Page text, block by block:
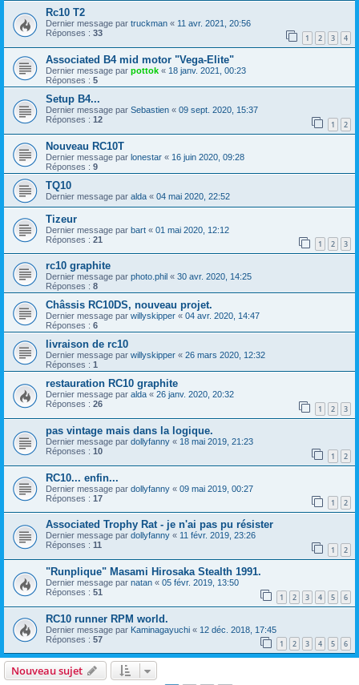
Rc10 T2
Dernier message par truckman « 11 avr. 2021, 20:56
Réponses : 33 1 2 3 4
Associated B4 mid motor "Vega-Elite"
Dernier message par pottok « 18 janv. 2021, 00:23
Réponses : 5
Setup B4...
Dernier message par Sebastien « 09 sept. 2020, 15:37
Réponses : 12 1 2
Nouveau RC10T
Dernier message par lonestar « 16 juin 2020, 09:28
Réponses : 9
TQ10
Dernier message par alda « 04 mai 2020, 22:52
Tizeur
Dernier message par bart « 01 mai 2020, 12:12
Réponses : 21 1 2 3
rc10 graphite
Dernier message par photo.phil « 30 avr. 2020, 14:25
Réponses : 8
Châssis RC10DS, nouveau projet.
Dernier message par willyskipper « 04 avr. 2020, 14:47
Réponses : 6
livraison de rc10
Dernier message par willyskipper « 26 mars 2020, 12:32
Réponses : 1
restauration RC10 graphite
Dernier message par alda « 26 janv. 2020, 20:32
Réponses : 26 1 2 3
pas vintage mais dans la logique.
Dernier message par dollyfanny « 18 mai 2019, 21:23
Réponses : 10 1 2
RC10... enfin...
Dernier message par dollyfanny « 09 mai 2019, 00:27
Réponses : 17 1 2
Associated Trophy Rat - je n'ai pas pu résister
Dernier message par dollyfanny « 11 févr. 2019, 23:26
Réponses : 11 1 2
"Runplique" Masami Hirosaka Stealth 1991.
Dernier message par natan « 05 févr. 2019, 13:50
Réponses : 51 1 2 3 4 5 6
RC10 runner RPM world.
Dernier message par Kaminagayuchi « 12 déc. 2018, 17:45
Réponses : 57 1 2 3 4 5 6
Nouveau sujet